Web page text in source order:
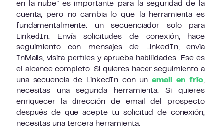
en la nube” es importante para la seguridad de la
cuenta, pero no cambia lo que la herramienta es
fundamentalmente: un secuenciador solo para
LinkedIn. Envía solicitudes de conexión, hace
seguimiento con mensajes de LinkedIn, envía
InMails, visita perfiles y aprueba habilidades. Ese es
el alcance completo. Si quieres hacer seguimiento a
una secuencia de LinkedIn con unemail en frío,
necesitas una segunda herramienta. Si quieres
enriquecer la dirección de email del prospecto
después de que acepte tu solicitud de conexión,
necesitas una tercera herramienta.